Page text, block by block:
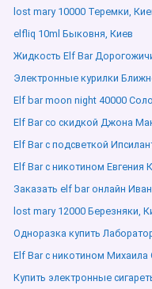
lost mary 10000 Теремки,
elfliq 10ml Быковня, Киев
Жидкость Elf Bar
Электронные курилки
Elf bar moon night 40000
Elf Bar со скидкой Джона
Elf Bar с подсветкой
Elf Bar с никотином Евгения
Заказать elf bar онлайн
lost mary 12000 Березняки,
Одноразка купить
Elf Bar с никотином
Купить электронные